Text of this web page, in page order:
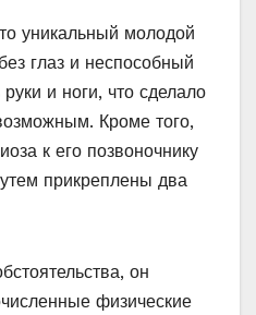
уникальный молодой
глаз и неспособный
и ноги, что сделало
Кроме того,
к его позвоночнику
прикреплены два
он
физические